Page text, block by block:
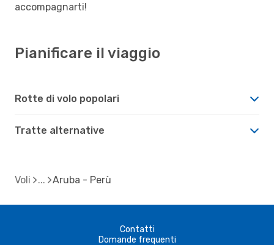
accompagnarti!
Pianificare il viaggio
Rotte di volo popolari
Tratte alternative
Voli Aruba - Perù
Contatti
Domande frequenti